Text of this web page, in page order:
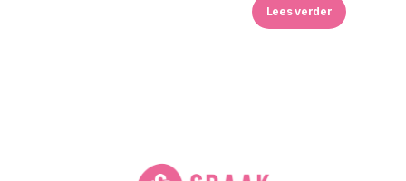
Lees verder